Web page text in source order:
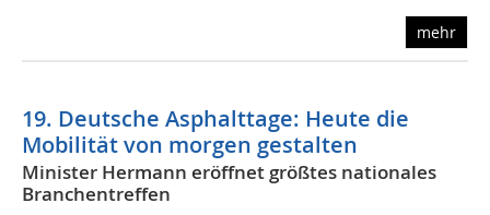
mehr
19. Deutsche Asphalttage: Heute die
Mobilität von morgen gestalten
Minister Hermann eröffnet größtes nationales
Branchentreffen